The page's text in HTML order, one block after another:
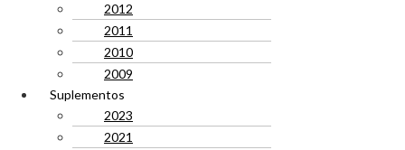
2012
2011
2010
2009
Suplementos
2023
2021